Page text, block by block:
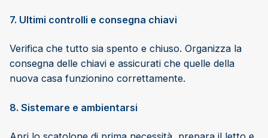
7. Ultimi controlli e consegna chiavi
Verifica che tutto sia spento e chiuso. Organizza la
consegna delle chiavi e assicurati che quelle della
nuova casa funzionino correttamente.
8. Sistemare e ambientarsi